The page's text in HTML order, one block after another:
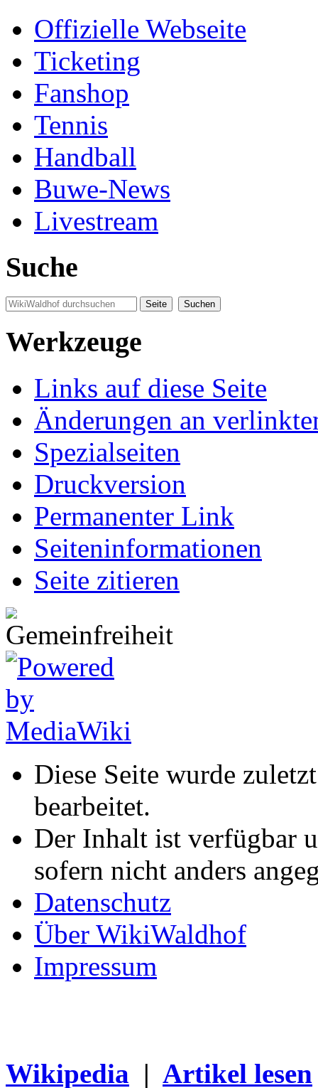
Offizielle Webseite
Ticketing
Fanshop
Tennis
Handball
Buwe-News
Livestream
Suche
Werkzeuge
Links auf diese Seite
Änderungen an
Spezialseiten
Druckversion
Permanenter Link
Seiten­informationen
Seite zitieren
Diese Seite wurde
bearbeitet.
Der Inhalt ist verfügbar
sofern nicht anders
Datenschutz
Über WikiWaldhof
Impressum
Wikipedia | Artikel lesen